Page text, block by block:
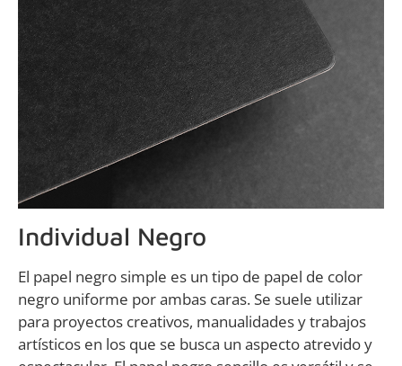
Individual Negro
El papel negro simple es un tipo de papel de color
negro uniforme por ambas caras. Se suele utilizar
para proyectos creativos, manualidades y trabajos
artísticos en los que se busca un aspecto atrevido y